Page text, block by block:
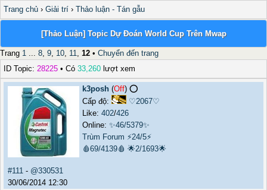
Trang chủ › Giải trí › Thảo luận - Tán gẫu
[Thảo Luận] Topic Dự Đoán World Cup Trên Mwap
Trang 1 ... 8, 9, 10, 11, 12 • Chuyển đến trang
ID Topic: 28225 • Có 33,260 lượt xem
k3posh (Off) ⭕️
Cấp độ:
♡2067♡
Like: 402/426
Online: ✨46/5379✨
Trùm Forum ⚡24/5⚡
🩸69/4139🩸 🌟2/1693🌟
#111 - @330531
30/06/2014 12:30